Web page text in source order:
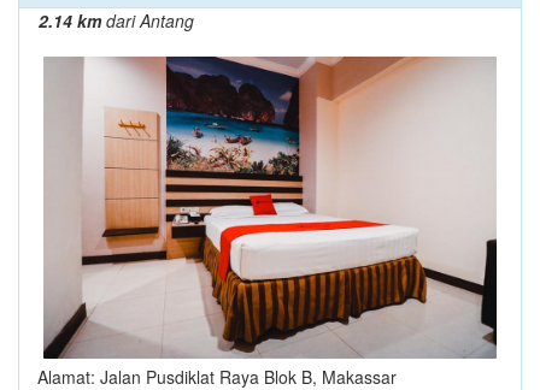
2.14 kmdari Antang
Alamat: Jalan Pusdiklat Raya Blok B, Makassar